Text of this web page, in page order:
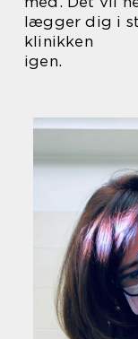
lægger dig i
klinikken
igen.